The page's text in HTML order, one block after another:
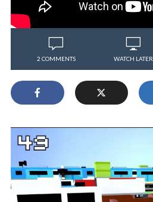
2 COMMENTS WATCH LATER